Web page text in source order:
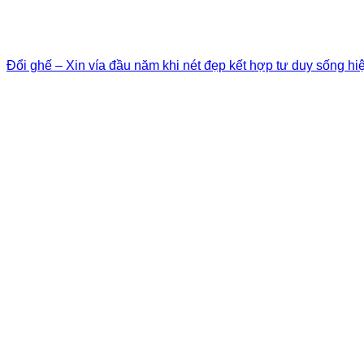
Đổi ghế – Xin vía đầu năm khi nét đẹp kết hợp tư duy sống